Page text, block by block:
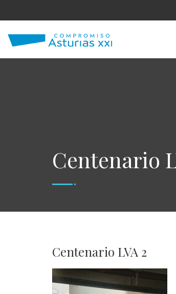
Centenario
Centenario LVA 2